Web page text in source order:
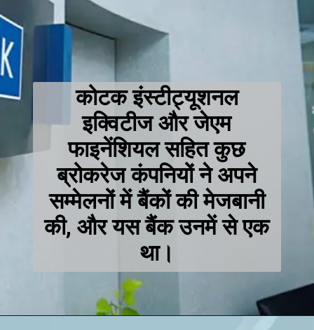
कोटक इंस्टीट्यूशनल
इक्विटीज और जेएम
फाइनेंशियल सहित कुछ
ब्रोकरेज कंपनियों ने अपने
सम्मेलनों में बैंकों की मेजबानी
की, और यस बैंक उनमें से एक
था।